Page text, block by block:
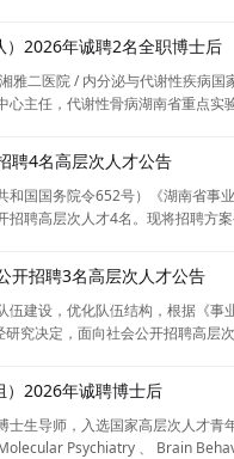
2026年诚聘2名全职博士后
雅二医院 / 内分泌与代谢性疾病
主任，代谢性骨病湖南省重点实
聘4名高层次人才公告
和国国务院令652号）《湖南省
聘高层次人才4名。现将招聘方
开招聘3名高层次人才公告
建设，优化队伍结构，根据《
究决定，面向社会公开招聘高层
）2026年诚聘博士后
生导师，入选国家高层次人才
Psychiatry 、 Brain